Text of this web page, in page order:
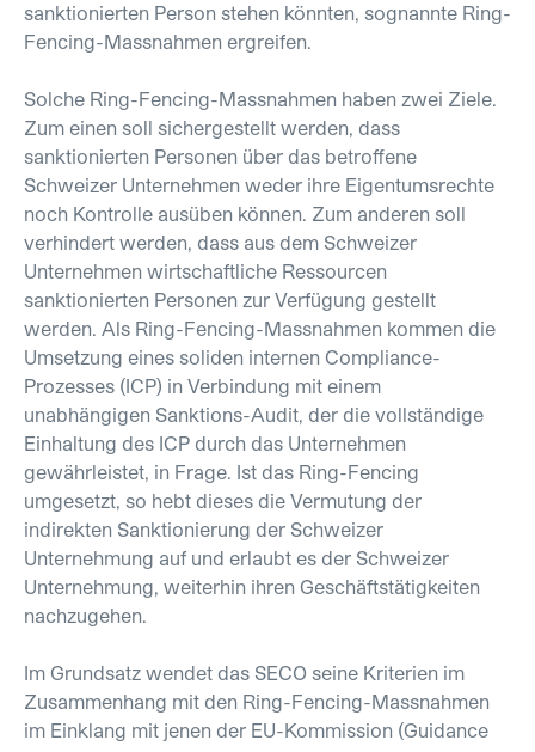
sanktionierten Person stehen könnten, sognannte Ring-
Fencing-Massnahmen ergreifen.
Solche Ring-Fencing-Massnahmen haben zwei Ziele.
Zum einen soll sichergestellt werden, dass
sanktionierten Personen über das betroffene
Schweizer Unternehmen weder ihre Eigentumsrechte
noch Kontrolle ausüben können. Zum anderen soll
verhindert werden, dass aus dem Schweizer
Unternehmen wirtschaftliche Ressourcen
sanktionierten Personen zur Verfügung gestellt
werden. Als Ring-Fencing-Massnahmen kommen die
Umsetzung eines soliden internen Compliance-
Prozesses (ICP) in Verbindung mit einem
unabhängigen Sanktions-Audit, der die vollständige
Einhaltung des ICP durch das Unternehmen
gewährleistet, in Frage. Ist das Ring-Fencing
umgesetzt, so hebt dieses die Vermutung der
indirekten Sanktionierung der Schweizer
Unternehmung auf und erlaubt es der Schweizer
Unternehmung, weiterhin ihren Geschäftstätigkeiten
nachzugehen.
Im Grundsatz wendet das SECO seine Kriterien im
Zusammenhang mit den Ring-Fencing-Massnahmen
im Einklang mit jenen der EU-Kommission (Guidance